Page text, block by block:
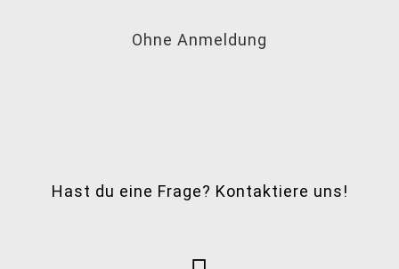
Ohne Anmeldung
Hast du eine Frage? Kontaktiere uns!